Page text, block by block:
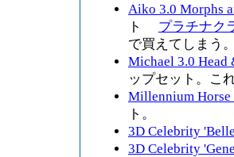
Aiko 3.0 Morphs
ト プラチナク
で買えてしまう。
Michael 3.0 Head
ップセット。こ
Millennium Horse
ト。
3D Celebrity
3D Celebrity